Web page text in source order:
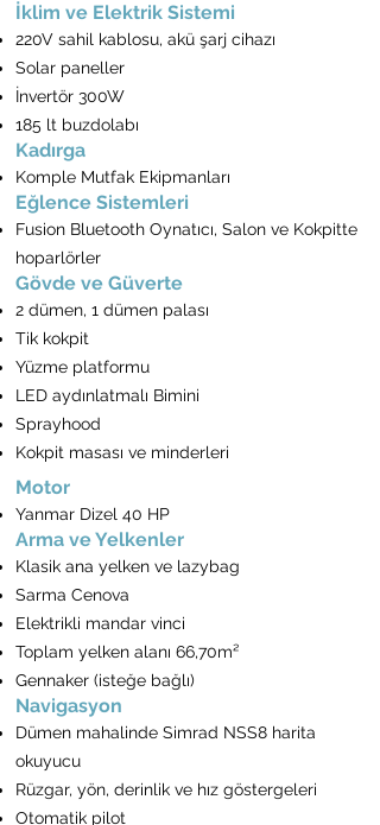
İklim ve Elektrik Sistemi
220V sahil kablosu, akü şarj cihazı
Solar paneller
İnvertör 300W
185 lt buzdolabı
Kadırga
Komple Mutfak Ekipmanları
Eğlence Sistemleri
Fusion Bluetooth Oynatıcı, Salon ve Kokpitte
hoparlörler
Gövde ve Güverte
2 dümen, 1 dümen palası
Tik kokpit
Yüzme platformu
LED aydınlatmalı Bimini
Sprayhood
Kokpit masası ve minderleri
Motor
Yanmar Dizel 40 HP
Arma ve Yelkenler
Klasik ana yelken ve lazybag
Sarma Cenova
Elektrikli mandar vinci
Toplam yelken alanı 66,70m²
Gennaker (isteğe bağlı)
Navigasyon
Dümen mahalinde Simrad NSS8 harita
okuyucu
Rüzgar, yön, derinlik ve hız göstergeleri
Otomatik pilot